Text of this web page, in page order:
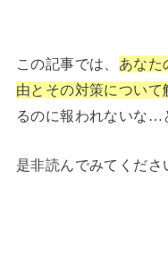
この記事では、 あなた
由とその対策について
るのに報われないな…
是非読んでみてくださ